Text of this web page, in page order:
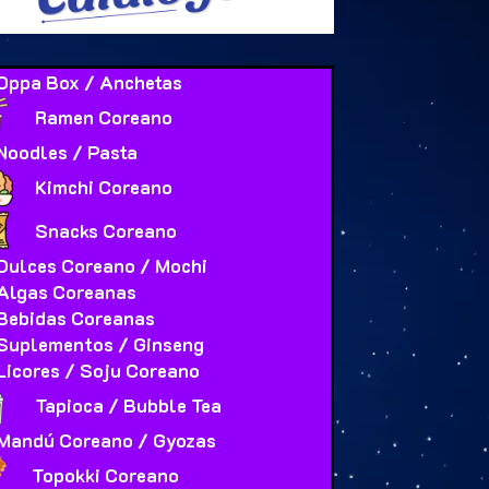
Box / Anchetas
Ramen Coreano
/ Pasta
Kimchi Coreano
Snacks Coreano
Coreano / Mochi
Coreanas
Coreanas
/ Ginseng
/ Soju Coreano
Tapioca / Bubble Tea
Coreano / Gyozas
Topokki Coreano